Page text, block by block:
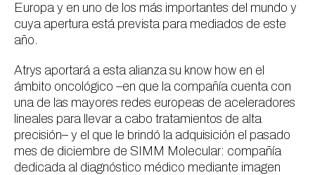
Europa y en uno de los más importantes del mundo y
cuya apertura está prevista para mediados de este
año.
Atrys aportará a esta alianza su know how en el
ámbito oncológico –en que la compañía cuenta con
una de las mayores redes europeas de aceleradores
lineales para llevar a cabo tratamientos de alta
precisión– y el que le brindó la adquisición el pasado
mes de diciembre de SIMM Molecular: compañía
dedicada al diagnóstico médico mediante imagen